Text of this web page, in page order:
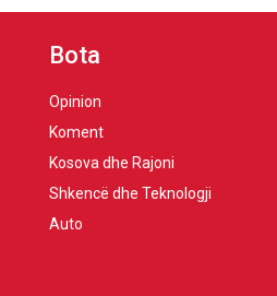
Bota
Opinion
Koment
Kosova dhe Rajoni
Shkencë dhe Teknologji
Auto